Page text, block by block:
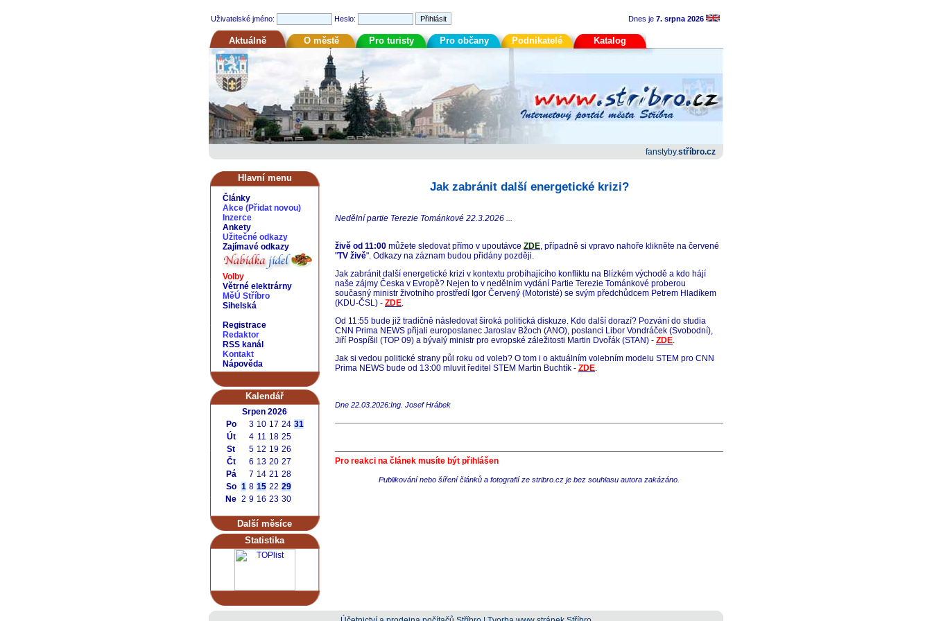
Uživatelské jméno: Heslo: Dnes je 7. srpna 2026
Aktuálně O městě Pro turisty Pro občany Podnikatelé Katalog
fanstyby.stříbro.cz
Hlavní menu
Články
Akce (Přidat novou)
Inzerce
Ankety
Užitečné odkazy
Zajímavé odkazy
Volby
Větrné elektrárny
MěÚ Stříbro
Sihelská
Registrace
Redaktor
RSS kanál
Kontakt
Nápověda
Kalendář
Srpen 2026
Po
3 10 17 24 31
Út
4 11 18 25
St
5 12 19 26
Čt
6 13 20 27
Pá
7 14 21 28
So 1 8 15 22 29
Ne 2 9 16 23 30
Další měsíce
Statistika
Jak zabránit další energetické krizi?
Nedělní partie Terezie Tománkové 22.3.2026 ...
živě od 11:00 můžete sledovat přímo v upoutávce ZDE, případně si vpravo nahoře klikněte na červené
"TV živě". Odkazy na záznam budou přidány později.
Jak zabránit další energetické krizi v kontextu probíhajícího konfliktu na Blízkém východě a kdo hájí
naše zájmy Česka v Evropě? Nejen to v nedělním vydání Partie Terezie Tománkové proberou
současný ministr životního prostředí Igor Červený (Motoristé) se svým předchůdcem Petrem Hladíkem
(KDU-ČSL) - ZDE.
Od 11:55 bude již tradičně následovat široká politická diskuze. Kdo další dorazí? Pozvání do studia
CNN Prima NEWS přijali europoslanec Jaroslav Bžoch (ANO), poslanci Libor Vondráček (Svobodní),
Jiří Pospíšil (TOP 09) a bývalý ministr pro evropské záležitosti Martin Dvořák (STAN) - ZDE.
Jak si vedou politické strany půl roku od voleb? O tom i o aktuálním volebním modelu STEM pro CNN
Prima NEWS bude od 13:00 mluvit ředitel STEM Martin Buchtík - ZDE.
Dne 22.03.2026:Ing. Josef Hrábek
Pro reakci na článek musíte být přihlášen
Publikování nebo šíření článků a fotografií ze stribro.cz je bez souhlasu autora zakázáno.